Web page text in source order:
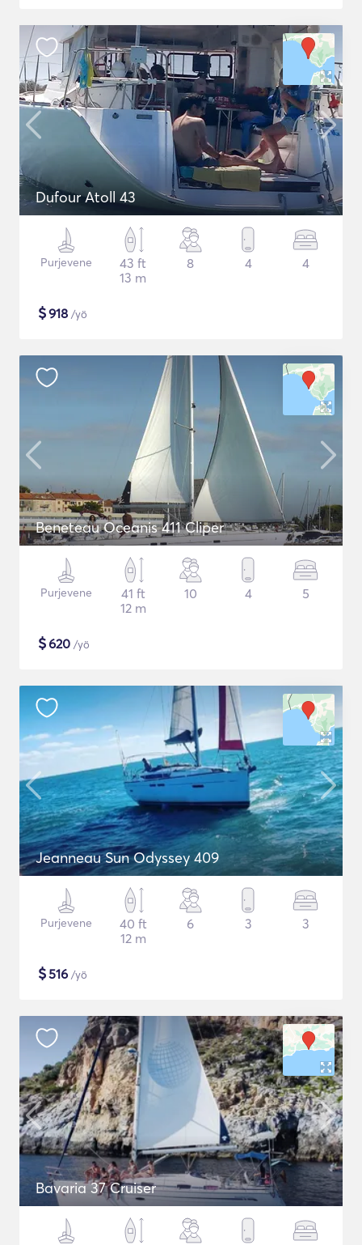
Dufour Atoll 43
Purjevene
43 ft
13 m
8 4 4
$918 /yö
Beneteau Oceanis 411 Cliper
Purjevene
41 ft
12 m
10 4 5
$620 /yö
Jeanneau Sun Odyssey 409
Purjevene
40 ft
12 m
6 3 3
$516 /yö
Bavaria 37 Cruiser